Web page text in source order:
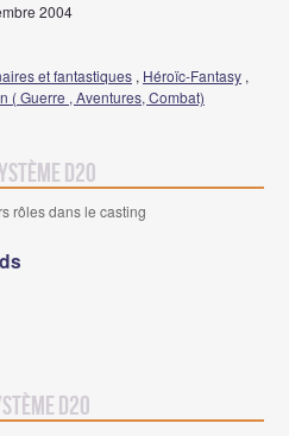
2004
et fantastiques , Héroïc-Fantasy ,
( Guerre , Aventures, Combat)
D20
rôles dans le casting
D20